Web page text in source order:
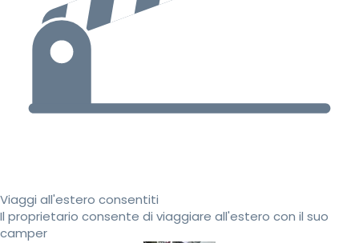
Viaggi all'estero consentiti
Il proprietario consente di viaggiare all'estero con il suo
camper